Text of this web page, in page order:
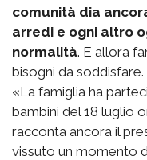
comunità dia
arredi e ogni altro
normalità. E allora
bisogni da soddisfare.
«La famiglia ha
bambini del 18 luglio
racconta ancora il
vissuto un momento